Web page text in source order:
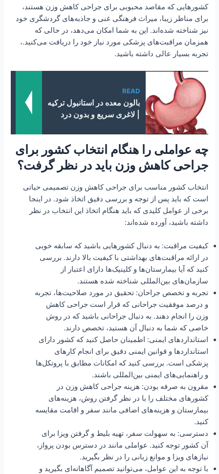
کشورهایی که مقاصد محبوبی برای جراحی کاهش وزن هستند،
برای مناظر زیبا، میراث فرهنگی غنی و جاذبه‌های گردشگری خود
نیز شناخته شده‌اند. این به شما امکان می‌دهد، در حالی که
همزمان مراقبت‌های پزشکی مورد نیاز خود را دریافت می‌کنید.،
تجربه بسیار عالی داشته باشید.
READ
بالون معده در استانبول ترکیه
| لاغری سریع و بدون درد​
چه عواملی را هنگام انتخاب کشور برای
جراحی کاهش وزن باید در نظر گرفت؟
انتخاب کشور مناسب برای جراحی کاهش وزن تصمیمی حیاتی
است که باید پس از توجه و بررسی دقیق اتخاذ شود. در اینجا
برخی از عوامل کلیدی که باید هنگام اتخاذ این انتخاب در نظر
داشته باشید، آورده شده‌اند:
کیفیت مراقبت: به دنبال کشورهایی باشید که سابقه خوبی
در ارائه مراقبت‌های بهداشتی با کیفیت بالا دارند. بررسی
کنید که آیا بیمارستان‌ها و کلینیک‌ها دارای اعتبار از
سازمان‌های بین‌المللی شناخته شده هستند.
تجربه و تخصص جراحان: تحقیق در مورد صلاحیت‌ها، تجربه
و درصد موفقیت جراحانی که قرار است جراحی کاهش
وزن را انجام دهند. به دنبال جراحانی باشید که در روش
خاصی که شما به دنبال آن هستید، تخصص دارند.
استانداردهای ایمنی: اطمینان حاصل کنید که کشور دارای
استانداردها و قوانین ایمنی دقیق برای انجام کارهای
پزشکی است. بررسی کنید که امکانات مطابق با پروتکل‌ها
و راهنمایی‌های ایمنی بین‌المللی باشند.
مقرون به صرفه بودن: هزینه جراحی کاهش وزن در
کشورهای مختلف را با در نظر گرفتن روش، هزینه‌های
بیمارستان و هزینه‌های اضافی مانند سفر و اقامت مقایسه
کنید.
دسترسی: به سهولت سفر، تهیه بلیط و گرفتن ویزا برای
آن کشور توجه کنید. عواملی مانند در دسترس بودن پرواز،
نیازهای ویزا و موانع زبانی را در نظر بگیرید.
با توجه به این عوامل، می‌توانید تصمیم آگاهانه‌ای بگیرید و